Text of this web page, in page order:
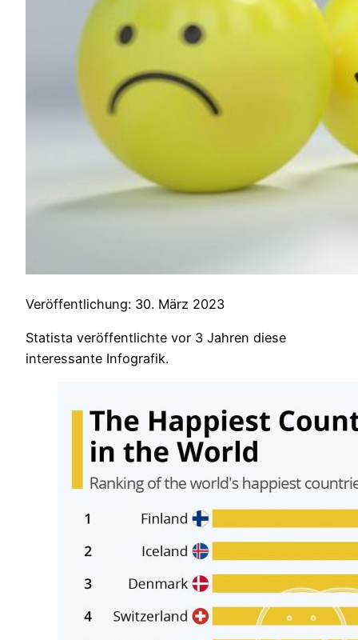
Veröffentlichung: 30. März 2023
Statista veröffentlichte vor 3 Jahren diese
interessante Infografik.